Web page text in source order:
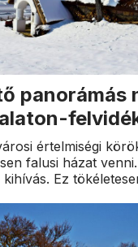
panorámás
értelmiségi
falusi házat
Ez